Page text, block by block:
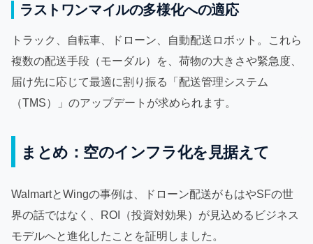
ラストワンマイルの多様化への適応
トラック、自転車、ドローン、自動配送ロボット。これら
複数の配送手段（モーダル）を、荷物の大きさや緊急度、
届け先に応じて最適に割り振る「配送管理システム
（TMS）」のアップデートが求められます。
まとめ：空のインフラ化を見据えて
WalmartとWingの事例は、ドローン配送がもはやSFの世
界の話ではなく、ROI（投資対効果）が見込めるビジネス
モデルへと進化したことを証明しました。